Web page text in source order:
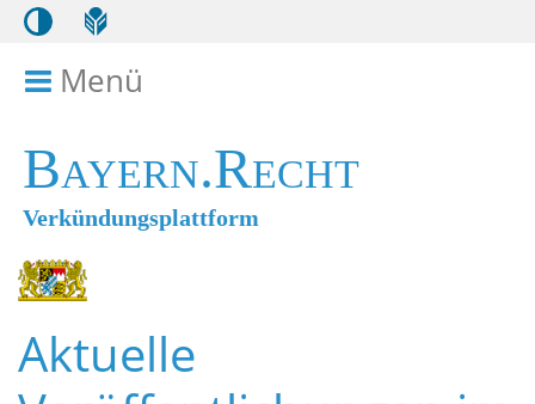
Menü
Bayern.Recht
Verkündungsplattform
Aktuelle